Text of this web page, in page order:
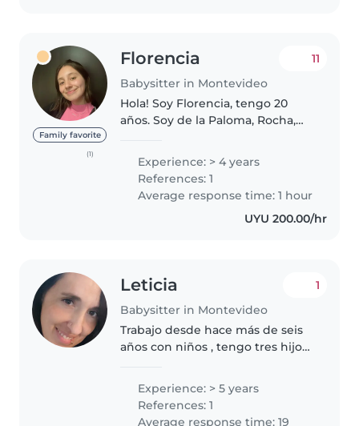
Family favorite
(1)
Florencia
Babysitter in Montevideo
11
Hola! Soy Florencia, tengo 20
años. Soy de la Paloma, Rocha,
estudiar Psicología. Cuento con
cuatro años de experiencia de
diversas edades. Arranqué..
Experience: > 4 years
References: 1
Average response time: 1 hour
UYU 200.00/hr
Leticia
Babysitter in Montevideo
1
Trabajo desde hace más de seis
años con niños , tengo tres hijos.
que deseen , estaré disponible.
Me encantan las mascotas..
Experience: > 5 years
References: 1
Average response time: 19